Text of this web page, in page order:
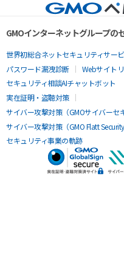
GMOインターネットグループの
世界初総合ネットセキュリティサー
パスワード漏洩診断
Webサイト
セキュリティ相談AIチャットボット
実在証明・盗聴対策
サイバー攻撃対策（GMOサイバーセ
サイバー攻撃対策（GMO Flatt Security
セキュリティ事業の軌跡